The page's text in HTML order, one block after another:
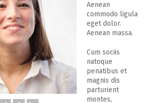
Aenean
commodo ligula
eget dolor.
Aenean massa.
Cum sociis
natoque
penatibus et
magnis dis
parturient
montes,